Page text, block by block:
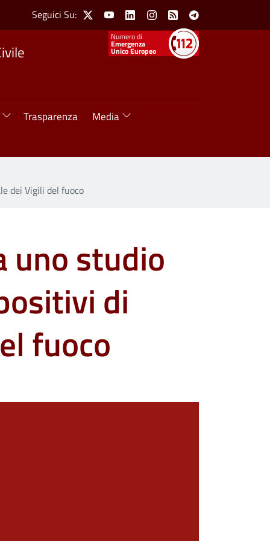
Social Menu
Seguici Su: X YoutubeLinkedinInstagram
Feed Telegram
Numeri utili
Emergenza
Unico Europeo
Trasparenza
Media
dei Vigili del fuoco
uno studio
di
fuoco